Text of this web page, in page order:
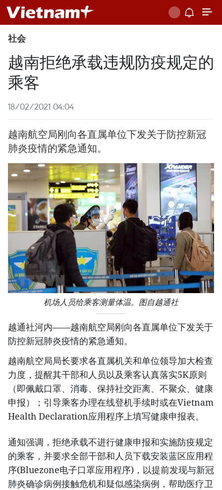
社会
越南拒绝承载违规防疫规定的
乘客
18/02/2021 04:04
越南航空局刚向各直属单位下发关于防控新冠
肺炎疫情的紧急通知。
机场人员给乘客测量体温。图自越通社
越通社河内——越南航空局刚向各直属单位下发关于
防控新冠肺炎疫情的紧急通知。
越南航空局局长要求各直属机关和单位领导加大检查
力度，提醒其干部和人员以及乘客认真落实5K原则
（即佩戴口罩、消毒、保持社交距离、不聚众、健康
申报）；引导乘客办理在线登机手续时或在Vietnam
Health Declaration应用程序上填写健康申报表。
通知强调，拒绝承载不进行健康申报和实施防疫规定
的乘客，并要求全部干部和人员下载安装蓝区应用程
序(Bluezone电子口罩应用程序)，以提前发现与新冠
肺炎确诊病例接触危机和疑似感染病例，帮助医疗卫